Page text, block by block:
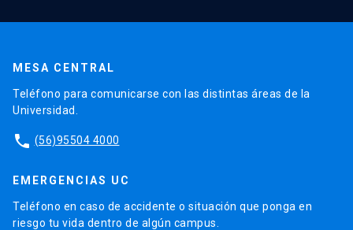
MESA CENTRAL
Teléfono para comunicarse con las distintas áreas de la
Universidad.
phone (56)95504 4000
EMERGENCIAS UC
Teléfono en caso de accidente o situación que ponga en
riesgo tu vida dentro de algún campus.